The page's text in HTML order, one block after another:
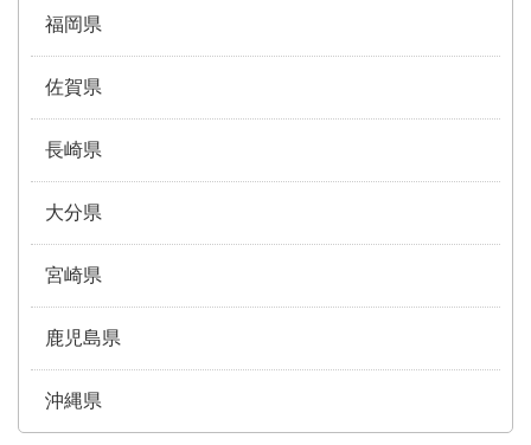
福岡県
佐賀県
長崎県
大分県
宮崎県
鹿児島県
沖縄県